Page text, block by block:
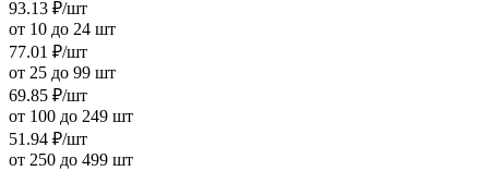
93.13 ₽/шт
от 10 до 24 шт
77.01 ₽/шт
от 25 до 99 шт
69.85 ₽/шт
от 100 до 249 шт
51.94 ₽/шт
от 250 до 499 шт